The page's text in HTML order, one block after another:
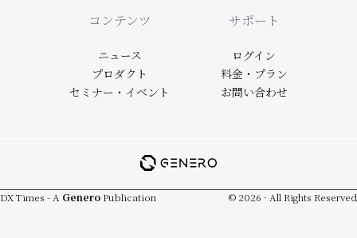
コンテンツ
ニュース
プロダクト
セミナー・イベント
サポート
ログイン
料金・プラン
お問い合わせ
DX Times - A Genero Publication © 2026 · All Rights Reserved